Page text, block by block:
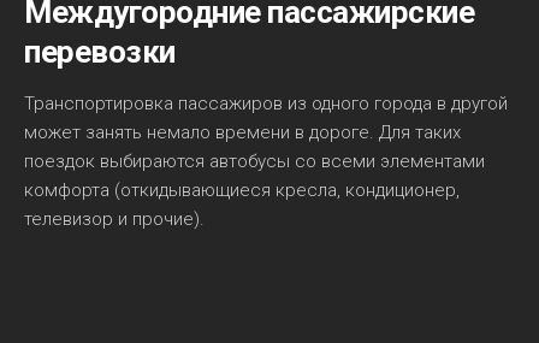
Междугородние пассажирские
перевозки
Транспортировка пассажиров из одного города в другой
может занять немало времени в дороге. Для таких
поездок выбираются автобусы со всеми элементами
комфорта (откидывающиеся кресла, кондиционер,
телевизор и прочие).